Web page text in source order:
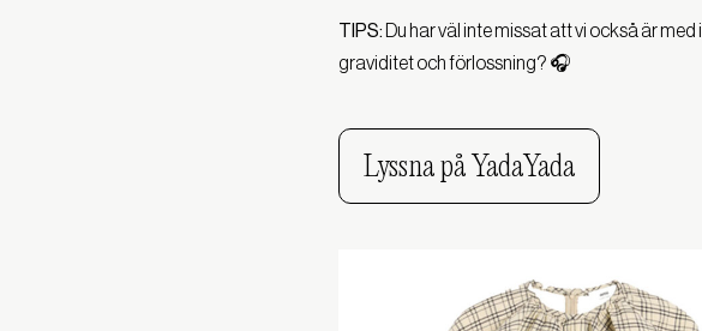
TIPS: Du har väl inte missat att vi också är med i
graviditet och förlossning? 🎧
Lyssna på YadaYada